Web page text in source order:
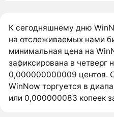
К сегодняшнему дню
на отслеживаемых нами
минимальная цена на
зафиксирована в четверг
0,000000000009 центов.
WinNow торгуется в
или 0,000000083 копеек